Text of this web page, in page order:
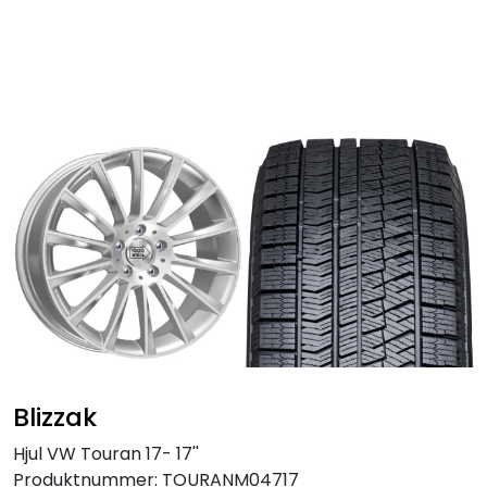
Blizzak
Hjul VW Touran 17- 17''
Produktnummer: TOURANM04717
Hjulpakker
Felger
Lastebil
Buss
Anlegg